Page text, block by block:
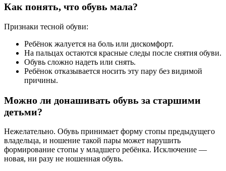
Как понять, что обувь мала?
Признаки тесной обуви:
Ребёнок жалуется на боль или дискомфорт.
На пальцах остаются красные следы после снятия обуви.
Обувь сложно надеть или снять.
Ребёнок отказывается носить эту пару без видимой
причины.
Можно ли донашивать обувь за старшими
детьми?
Нежелательно. Обувь принимает форму стопы предыдущего
владельца, и ношение такой пары может нарушить
формирование стопы у младшего ребёнка. Исключение —
новая, ни разу не ношенная обувь.